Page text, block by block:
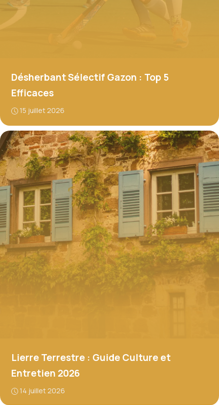
Désherbant Sélectif Gazon : Top 5
Efficaces
15 juillet 2026
Lierre Terrestre : Guide Culture et
Entretien 2026
14 juillet 2026